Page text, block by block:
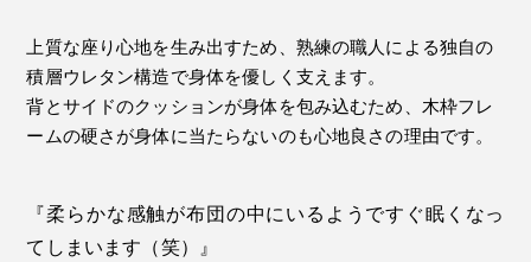
上質な座り心地を生み出すため、熟練の職人による独自の
積層ウレタン構造で身体を優しく支えます。
背とサイドのクッションが身体を包み込むため、木枠フレ
ームの硬さが身体に当たらないのも心地良さの理由です。
『柔らかな感触が布団の中にいるようですぐ眠くなっ
てしまいます（笑）』